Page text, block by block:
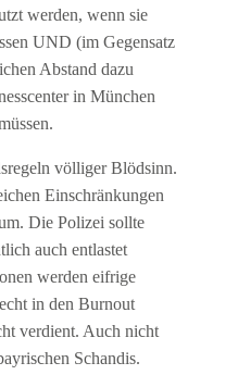
werden, wenn sie
UND (im Gegensatz
Abstand dazu
in München
völliger Blödsinn.
Einschränkungen
Die Polizei sollte
auch entlastet
werden eifrige
in den Burnout
verdient. Auch nicht
Schandis.